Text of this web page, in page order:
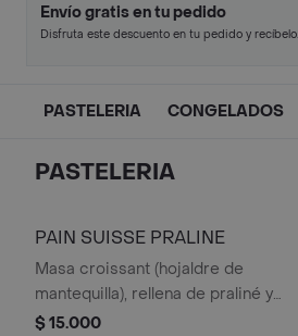
Envío gratis en tu pedido
Disfruta este descuento en tu pedido y recíbelo
PASTELERIA CONGELADOS
PASTELERIA
PAIN SUISSE PRALINE
Masa croissant (hojaldre de
mantequilla), rellena de praliné y
compuesta por crema pastelera,
$ 15.000